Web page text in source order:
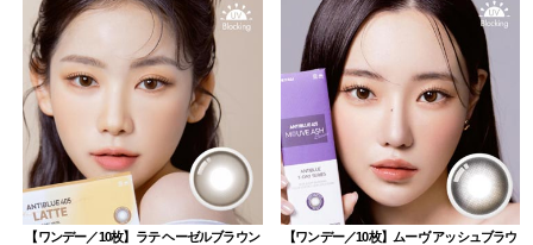
【ワンデー／10枚】ラテ ヘーゼルブラウン
【ワンデー／10枚】ムーヴ アッシュブラウ